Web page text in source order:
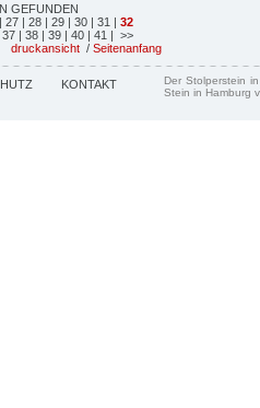
GEFUNDEN
| 27 | 28 | 29 | 30 | 31 | 32
37 | 38 | 39 | 40 | 41 | >>
druckansicht / Seitenanfang
KONTAKT
Der Stolperstein
Stein in Hamburg